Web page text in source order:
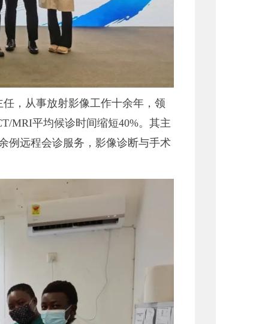
，从事放射影像工作十余年，领
MRI平均候诊时间缩短40%。其主
例远程会诊服务，影像诊断与手术